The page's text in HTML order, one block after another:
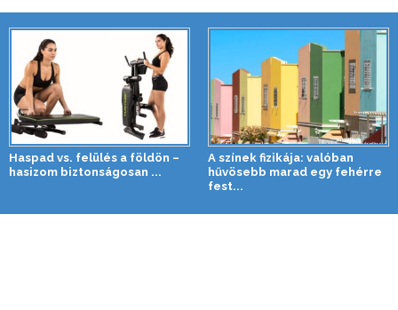
Haspad vs. felülés a földön –
hasizom biztonságosan ...
A színek fizikája: valóban
hűvösebb marad egy fehérre
fest...